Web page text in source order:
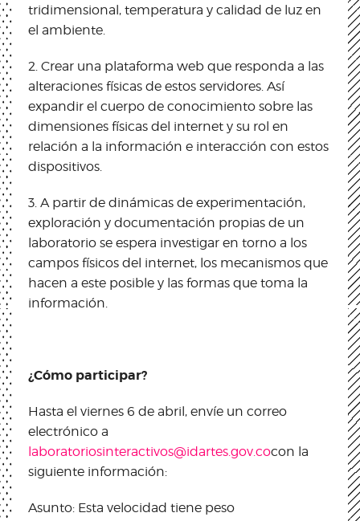
tridimensional, temperatura y calidad de luz en
el ambiente.
2. Crear una plataforma web que responda a las
alteraciones físicas de estos servidores. Así
expandir el cuerpo de conocimiento sobre las
dimensiones físicas del internet y su rol en
relación a la información e interacción con estos
dispositivos.
3. A partir de dinámicas de experimentación,
exploración y documentación propias de un
laboratorio se espera investigar en torno a los
campos físicos del internet, los mecanismos que
hacen a este posible y las formas que toma la
información.
¿Cómo participar?
Hasta el viernes 6 de abril, envíe un correo
electrónico a
laboratoriosinteractivos@idartes.gov.cocon la
siguiente información:
Asunto: Esta velocidad tiene peso